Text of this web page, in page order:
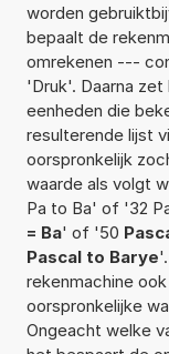
worden
bepaalt de
omrekenen ---
'Druk'. Daarna
eenheden die
resulterende lijst
oorspronkelijk
waarde als volgt
Pa to Ba' of '32
= Ba' of '50
Pascal to Barye
rekenmachine
oorspronkelijke
Ongeacht welke